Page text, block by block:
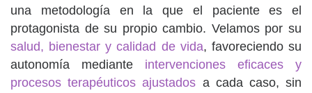
una metodología en la que el paciente es el
protagonista de su propio cambio. Velamos por su
salud, bienestar y calidad de vida, favoreciendo su
autonomía mediante intervenciones eficaces y
procesos terapéuticos ajustados a cada caso, sin